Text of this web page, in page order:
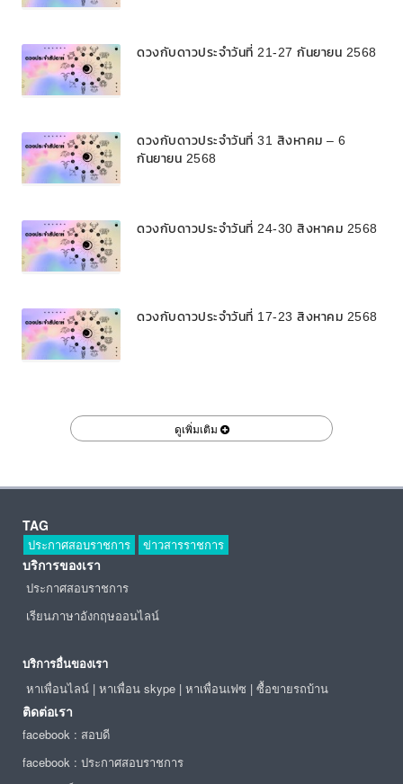
ดวงกับดาวประจำวันที่ 21-27 กันยายน 2568
ดวงกับดาวประจำวันที่ 31 สิงหาคม – 6
กันยายน 2568
ดวงกับดาวประจำวันที่ 24-30 สิงหาคม 2568
ดวงกับดาวประจำวันที่ 17-23 สิงหาคม 2568
ดูเพิ่มเติม
TAG
ประกาศสอบราชการ ข่าวสารราชการ
บริการของเรา
ประกาศสอบราชการ
เรียนภาษาอังกฤษออนไลน์
บริการอื่นของเรา
หาเพื่อนไลน์ | หาเพื่อน skype | หาเพื่อนเฟซ | ซื้อขายรถบ้าน
ติดต่อเรา
facebook : สอบดี
facebook : ประกาศสอบราชการ